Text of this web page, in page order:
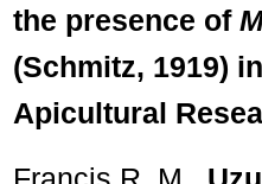
the presence of
(Schmitz, 1919)
Apicultural